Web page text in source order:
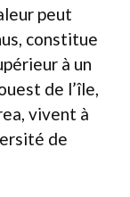
peut
constitue
à un
de l’île,
vivent à
de